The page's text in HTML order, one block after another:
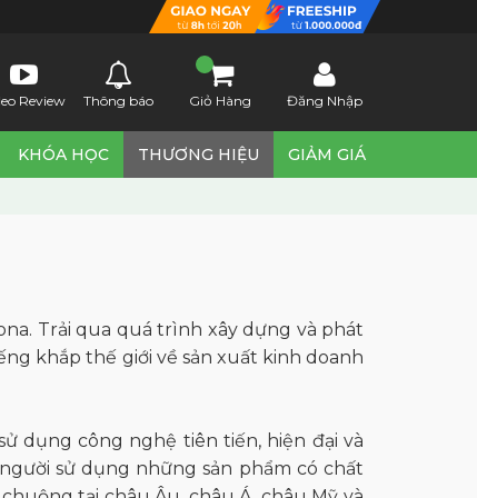
Review Thông báo Giỏ Hàng Đăng Nhập
KHÓA HỌC THƯƠNG HIỆU GIẢM GIÁ
Trải qua quá trình xây dựng và phát
khắp thế giới về sản xuất kinh doanh
dụng công nghệ tiên tiến, hiện đại và
sử dụng những sản phẩm có chất